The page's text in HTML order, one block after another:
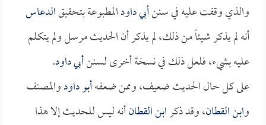
والذي وقفت عليه في سننأبي داودالمطبوعة بتحقيقالدعاس
أنه لم يذكر شيئاً من ذلك، لم يذكر أن الحديث مرسل ولم يتكلم
عليه بشيء، فلعل ذلك في نسخة أخرى لـسننأبي داود.
على كل حال الحديث ضعيف، وممن ضعفهأبو داودوالمصنف
وابن القطان، وقد ذكرابن القطانأنه ليس للحديث إلا هذا